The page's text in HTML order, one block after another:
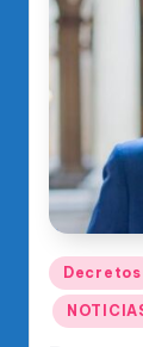
Publicado
en
Decretos